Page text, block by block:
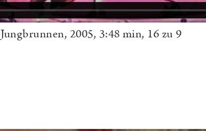
Jungbrunnen, 2005, 3:48 min, 16 zu 9